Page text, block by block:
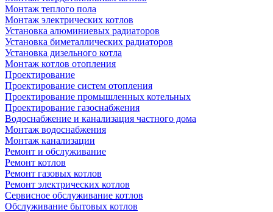
Монтаж теплого пола
Монтаж электрических котлов
Установка алюминиевых радиаторов
Установка биметаллических радиаторов
Установка дизельного котла
Монтаж котлов отопления
Проектирование
Проектирование систем отопления
Проектирование промышленных котельных
Проектирование газоснабжения
Водоснабжение и канализация частного дома
Монтаж водоснабжения
Монтаж канализации
Ремонт и обслуживание
Ремонт котлов
Ремонт газовых котлов
Ремонт электрических котлов
Сервисное обслуживание котлов
Обслуживание бытовых котлов